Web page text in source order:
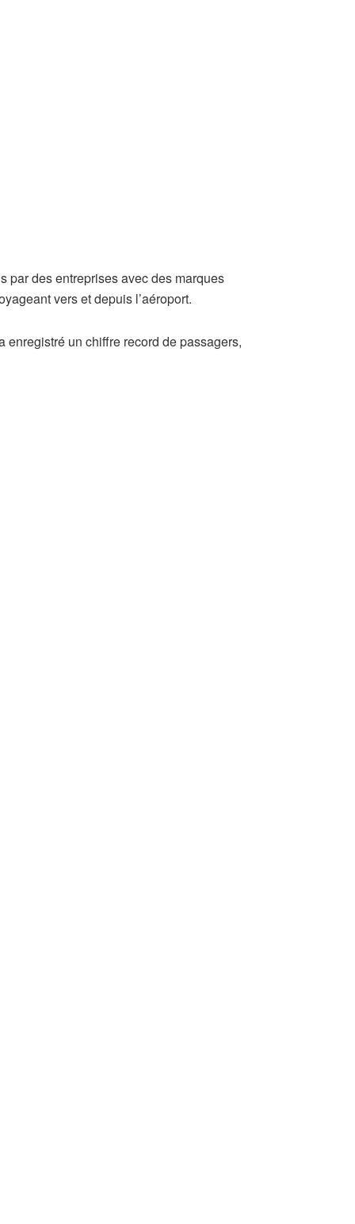
par des entreprises avec des marques
vers et depuis l’aéroport.
enregistré un chiffre record de passagers,